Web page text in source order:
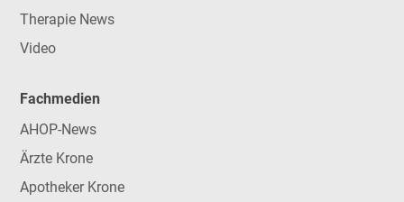
Therapie News
Video
Fachmedien
AHOP-News
Ärzte Krone
Apotheker Krone